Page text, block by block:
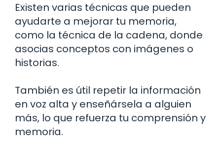
Existen varias técnicas que pueden
ayudarte a mejorar tu memoria,
como la técnica de la cadena, donde
asocias conceptos con imágenes o
historias.
También es útil repetir la información
en voz alta y enseñársela a alguien
más, lo que refuerza tu comprensión y
memoria.